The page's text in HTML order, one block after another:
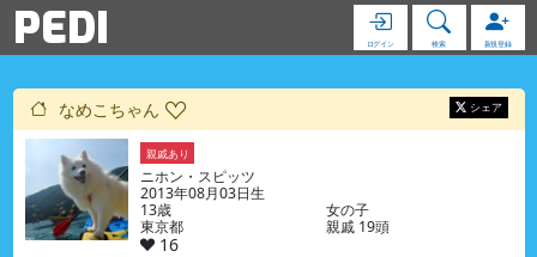
PEDI ログイン 検索 新規登録
なめこちゃん シェア
親戚あり
ニホン・スピッツ
2013年08月03日生
13歳
女の子
東京都
親戚 19頭
16